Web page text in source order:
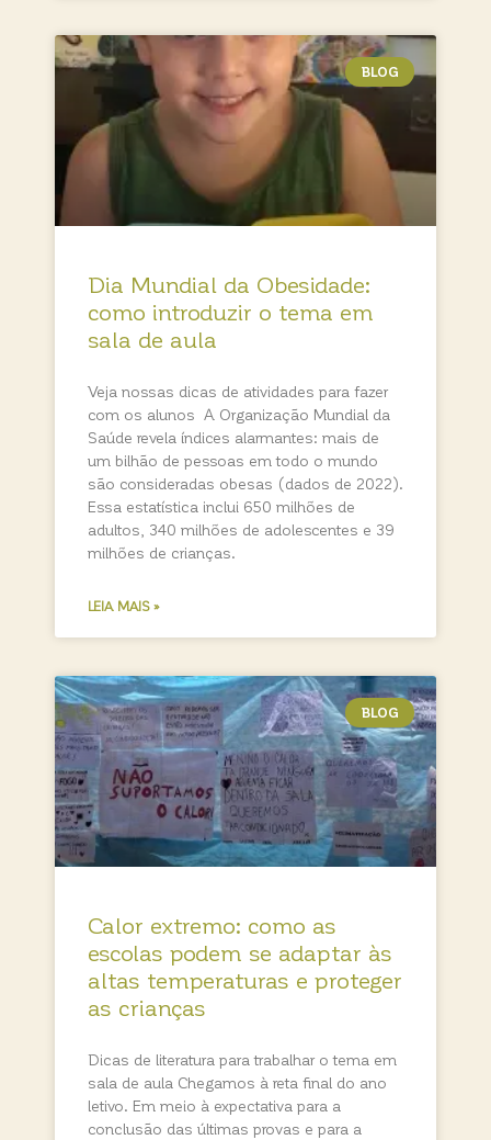
BLOG
Dia Mundial da Obesidade:
como introduzir o tema em
sala de aula
Veja nossas dicas de atividades para fazer
com os alunos A Organização Mundial da
Saúde revela índices alarmantes: mais de
um bilhão de pessoas em todo o mundo
são consideradas obesas (dados de 2022).
Essa estatística inclui 650 milhões de
adultos, 340 milhões de adolescentes e 39
milhões de crianças.
LEIA MAIS »
BLOG
Calor extremo: como as
escolas podem se adaptar às
altas temperaturas e proteger
as crianças
Dicas de literatura para trabalhar o tema em
sala de aula Chegamos à reta final do ano
letivo. Em meio à expectativa para a
conclusão das últimas provas e para a